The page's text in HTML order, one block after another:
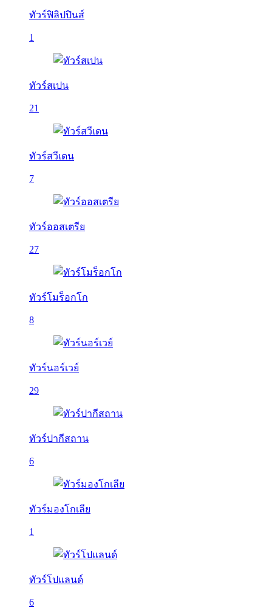
ทัวร์ฟิลิปปินส์
1
ทัวร์สเปน
21
ทัวร์สวีเดน
7
ทัวร์ออสเตรีย
27
ทัวร์โมร็อกโก
8
ทัวร์นอร์เวย์
29
ทัวร์ปากีสถาน
6
ทัวร์มองโกเลีย
1
ทัวร์โปแลนด์
6